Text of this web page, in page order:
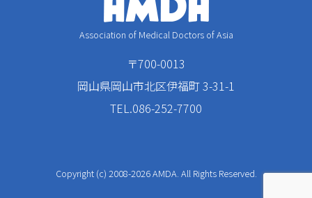
Association of Medical Doctors of Asia
〒700-0013
岡山県岡山市北区伊福町 3-31-1
TEL.086-252-7700
Copyright (c) 2008-2026 AMDA. All Rights Reserved.